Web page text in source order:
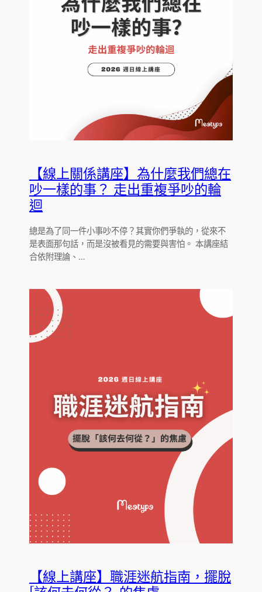
【線上關係講座】為什麼我們總在
吵一樣的事？ 走出重複爭吵的輪
迴
總是為了同一件小事吵不停？其實你們爭執的，從來不
是表面那句話，而是沒被看見的需要與害怕。 本講座結
合依附理論、…
【線上講座】職涯迷航指南，擺脫